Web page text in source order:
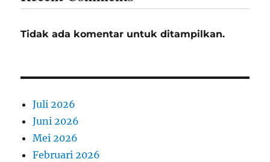
Tidak ada komentar untuk ditampilkan.
Juli 2026
Juni 2026
Mei 2026
Februari 2026